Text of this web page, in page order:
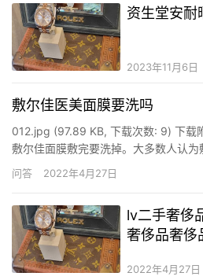
资生堂安耐
2023年11月6日
敷尔佳医美面膜要洗吗
012.jpg (97.89 KB, 下载次数: 9) 下
敷尔佳面膜敷完要洗掉。大多数人认
精华液，不洗脸，可以继续吸收，洗掉
过程中，皮肤已经吸收了足够多的精华
问答 2022年4月27日
lv二手奢侈
奢侈品奢侈
2022年4月27日